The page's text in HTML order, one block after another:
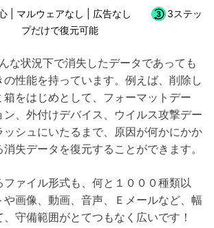
| マルウェアなし | 広告なし
3ステッ
プだけで復元可能
な状況下で消失したデータであっても
性能を持っています。例えば、削除し
箱をはじめとして、フォーマットデー
ン、外付けデバイス、ウイルス攻撃デー
ッシュにいたるまで、原因が何かにかか
失データを復元することができます。
ファイル形式も、何と１０００種類以
画像、動画、音声、Ｅメールなど、幅
守備範囲がとてつもなく広いです！